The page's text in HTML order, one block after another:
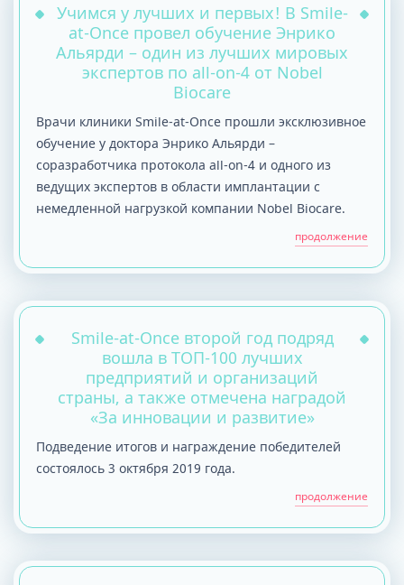
Учимся у лучших и первых! В Smile-
at-Once провел обучение Энрико
Альярди – один из лучших мировых
экспертов по all-on-4 от Nobel
Biocare
Врачи клиники Smile-at-Once прошли эксклюзивное
обучение у доктора Энрико Альярди –
соразработчика протокола all-on-4 и одного из
ведущих экспертов в области имплантации с
немедленной нагрузкой компании Nobel Biocare.
продолжение
Smile-at-Once второй год подряд
вошла в ТОП-100 лучших
предприятий и организаций
страны, а также отмечена наградой
«За инновации и развитие»
Подведение итогов и награждение победителей
состоялось 3 октября 2019 года.
продолжение